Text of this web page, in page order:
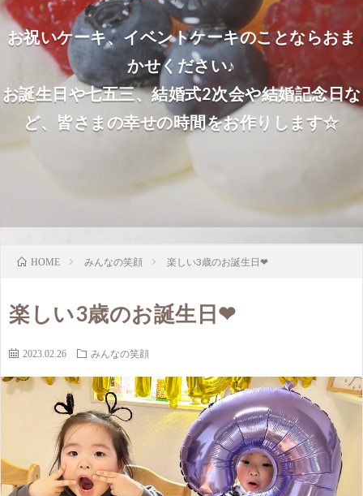
お祝いケーキ、イベントケーキのことならおま
かせください♪
お誕生日や七五三、結婚式2次会や結婚記念日な
ど、皆さまの幸せの時間をお作りします☆
HOME みんなの笑顔 楽しい3歳のお誕生日❤
楽しい3歳のお誕生日❤
2023.02.26 みんなの笑顔